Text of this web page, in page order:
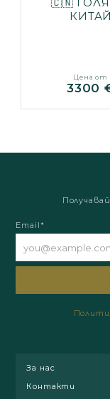
Цена от
3300
Email*
За нас
Контакти